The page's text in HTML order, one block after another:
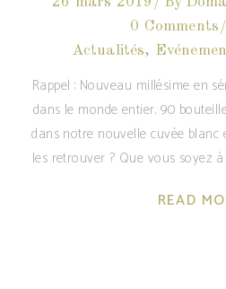
0 Comments
Actualités,
Rappel : Nouveau millésime en
dans le monde entier. 90
dans notre nouvelle cuvée blanc
les retrouver ? Que vous soyez
READ